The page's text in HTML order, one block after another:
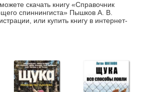
скачать книгу «Справочник
спиннингиста» Пышков А. В.
или купить книгу в интернет-